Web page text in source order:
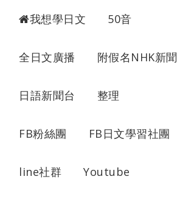
我想學日文 50音
全日文廣播 附假名NHK新聞
日語新聞台 整理
FB粉絲團 FB日文學習社團
line社群 Youtube